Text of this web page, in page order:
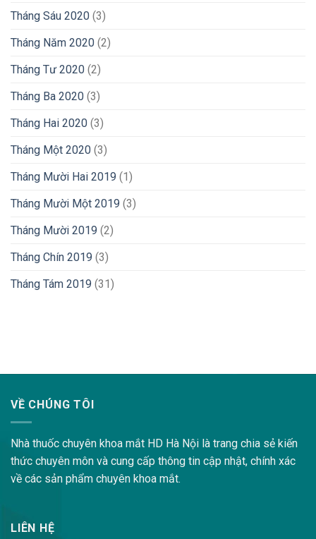
Tháng Sáu 2020 (3)
Tháng Năm 2020 (2)
Tháng Tư 2020 (2)
Tháng Ba 2020 (3)
Tháng Hai 2020 (3)
Tháng Một 2020 (3)
Tháng Mười Hai 2019 (1)
Tháng Mười Một 2019 (3)
Tháng Mười 2019 (2)
Tháng Chín 2019 (3)
Tháng Tám 2019 (31)
VỀ CHÚNG TÔI
Nhà thuốc chuyên khoa mắt HD Hà Nội là trang chia sẻ kiến
thức chuyên môn và cung cấp thông tin cập nhật, chính xác
về các sản phẩm chuyên khoa mắt.
LIÊN HỆ